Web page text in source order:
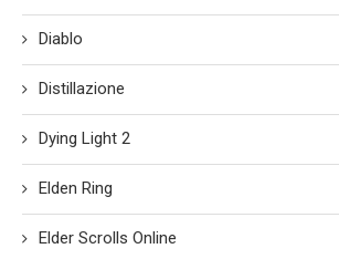
Diablo
Distillazione
Dying Light 2
Elden Ring
Elder Scrolls Online